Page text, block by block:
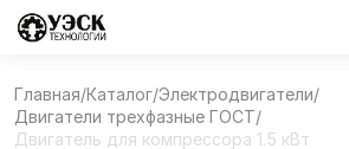
Главная/Каталог/Электродвигатели/
Двигатели трехфазные ГОСТ/
Двигатель для компрессора 1.5 кВт